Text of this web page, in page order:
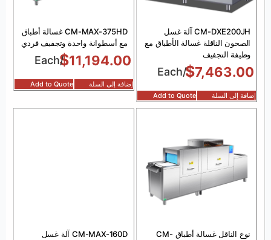
CM-DXE200JH آلة غسل
الصحون الناقلة غسالة الأطباق مع
وظيفة التجفيف
$7,463.00
/Each
إضافة إلى السلة Add to Quote
CM-MAX-375HD غسالة أطباق
مع أسطوانة واحدة وتجفيف فردي
$11,194.00
/Each
إضافة إلى السلة Add to Quote
نوع الناقل غسالة أطباق CM- CM-MAX-160D آلة غسل